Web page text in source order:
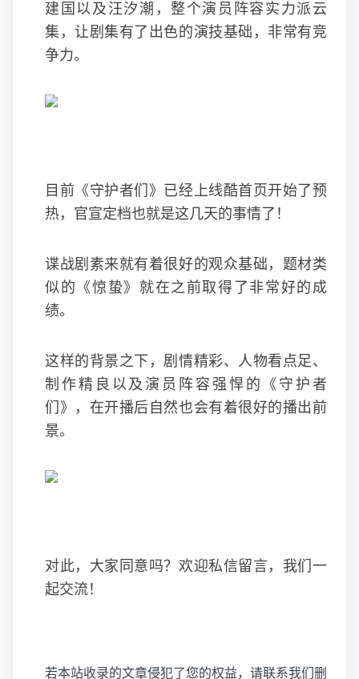
建国以及汪汐潮，整个演员阵容实力派云
集，让剧集有了出色的演技基础，非常有竞
争力。
目前《守护者们》已经上线酷首页开始了预
热，官宣定档也就是这几天的事情了！
谍战剧素来就有着很好的观众基础，题材类
似的《惊蛰》就在之前取得了非常好的成
绩。
这样的背景之下，剧情精彩、人物看点足、
制作精良以及演员阵容强悍的《守护者
们》，在开播后自然也会有着很好的播出前
景。
对此，大家同意吗？欢迎私信留言，我们一
起交流！
若本站收录的文章侵犯了您的权益，请联系我们删